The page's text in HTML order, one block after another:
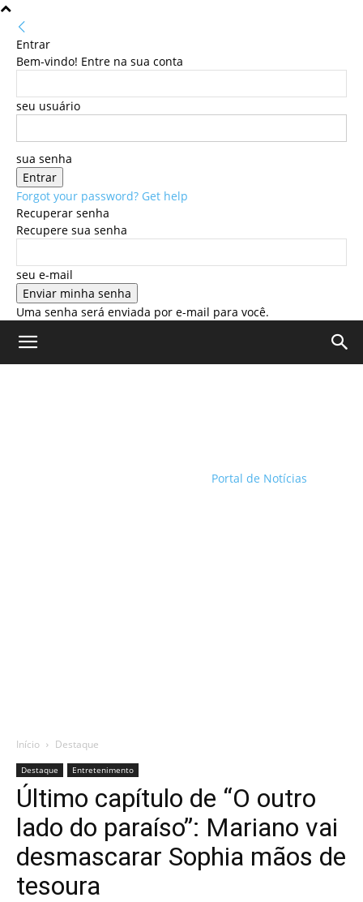
Entrar
Bem-vindo! Entre na sua conta
seu usuário
sua senha
Forgot your password? Get help
Recuperar senha
Recupere sua senha
seu e-mail
Uma senha será enviada por e-mail para você.
Portal de Notícias
Início Destaque
Destaque Entretenimento
Último capítulo de “O outro
lado do paraíso”: Mariano vai
desmascarar Sophia mãos de
tesoura